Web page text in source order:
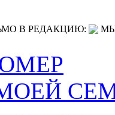
В РЕДАКЦИЮ: